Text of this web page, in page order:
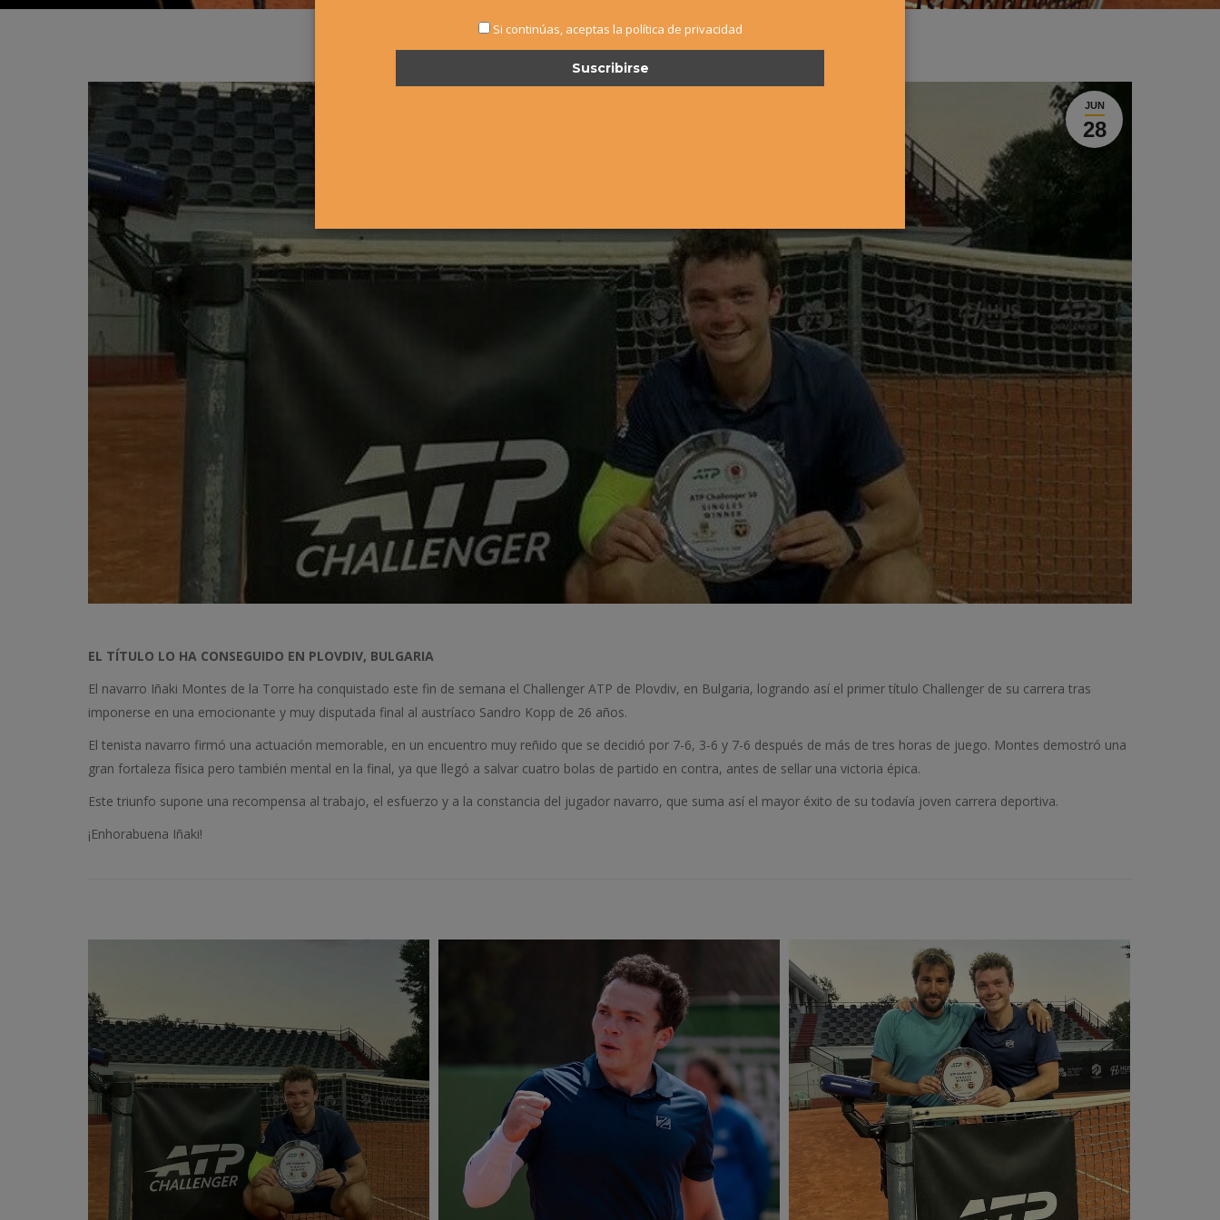
JUN
28
EL TÍTULO LO HA CONSEGUIDO EN PLOVDIV, BULGARIA
El navarro Iñaki Montes de la Torre ha conquistado este fin de semana el Challenger ATP de Plovdiv, en Bulgaria, logrando así el primer título Challenger de su carrera tras
imponerse en una emocionante y muy disputada final al austríaco Sandro Kopp de 26 años.
El tenista navarro firmó una actuación memorable, en un encuentro muy reñido que se decidió por 7-6, 3-6 y 7-6 después de más de tres horas de juego. Montes demostró una
gran fortaleza física pero también mental en la final, ya que llegó a salvar cuatro bolas de partido en contra, antes de sellar una victoria épica.
Este triunfo supone una recompensa al trabajo, el esfuerzo y a la constancia del jugador navarro, que suma así el mayor éxito de su todavía joven carrera deportiva.
¡Enhorabuena Iñaki!
Si continúas, aceptas la política de privacidad